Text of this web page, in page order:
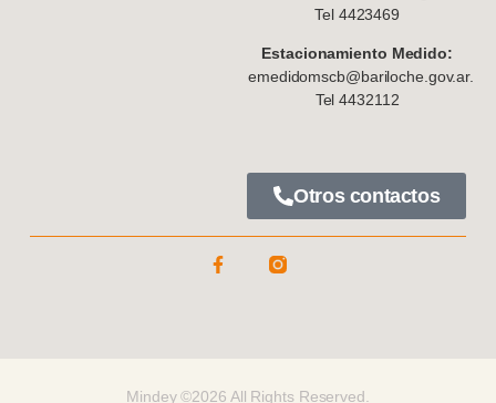
Tel 4423469
Estacionamiento Medido:
emedidomscb@bariloche.gov.ar.
Tel 4432112
Otros contactos
Mindey ©2026 All Rights Reserved.